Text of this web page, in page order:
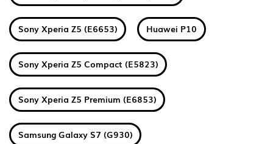
Sony Xperia Z5 (E6653) Huawei P10
Sony Xperia Z5 Compact (E5823)
Sony Xperia Z5 Premium (E6853)
Samsung Galaxy S7 (G930)